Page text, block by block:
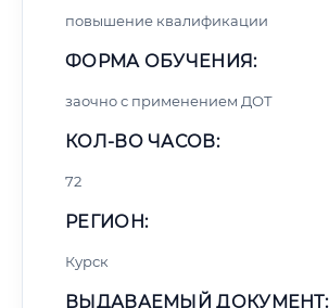
повышение квалификации
ФОРМА ОБУЧЕНИЯ:
заочно с применением ДОТ
КОЛ-ВО ЧАСОВ:
72
РЕГИОН:
Курск
ВЫДАВАЕМЫЙ ДОКУМЕНТ: